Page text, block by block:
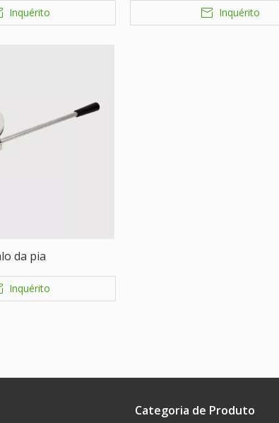
Inquérito Inquérito
da pia
Inquérito
Categoria de Produto